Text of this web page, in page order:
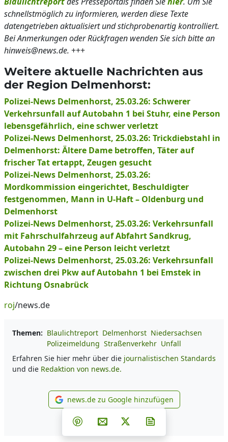
schnellstmöglich zu informieren, werden diese Texte
datengetrieben aktualisiert und stichprobenartig kontrolliert.
Bei Anmerkungen oder Rückfragen wenden Sie sich bitte an
hinweis@news.de. +++
Weitere aktuelle Nachrichten aus
der Region Delmenhorst:
Polizei-News Delmenhorst, 25.03.26: Schwerer
Verkehrsunfall auf Autobahn 1 bei Stuhr, eine Person
lebensgefährlich, eine schwer verletzt
Polizei-News Delmenhorst, 25.03.26: Trickdiebstahl in
Delmenhorst: Ältere Dame betroffen, Täter auf
frischer Tat ertappt, Zeugen gesucht
Polizei-News Delmenhorst, 25.03.26:
Mordkommission eingerichtet, Beschuldigter
festgenommen, Mann in U-Haft – Oldenburg und
Delmenhorst
Polizei-News Delmenhorst, 25.03.26: Verkehrsunfall
mit Fahrschulfahrzeug auf Abfahrt Sandkrug,
Autobahn 29 – eine Person leicht verletzt
Polizei-News Delmenhorst, 25.03.26: Verkehrsunfall
zwischen drei Pkw auf Autobahn 1 bei Emstek in
Richtung Osnabrück
roj/news.de
Themen: Blaulichtreport Delmenhorst Niedersachsen
Polizeimeldung Straßenverkehr Unfall
Erfahren Sie hier mehr über die journalistischen Standards
und die Redaktion von news.de.
news.de zu Google
news.de zu Google hinzufügen
Teilen auf Facebook
Teilen auf Whatsapp
Teilen auf Telegram
Teilen auf Pinterest
Per E-Mail teilen
Post auf X